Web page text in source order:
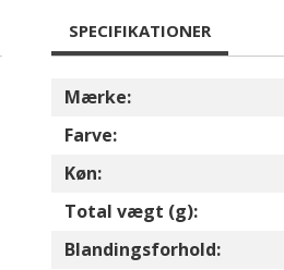
SPECIFIKATIONER
Mærke:
Farve:
Køn:
Total vægt (g):
Blandingsforhold: